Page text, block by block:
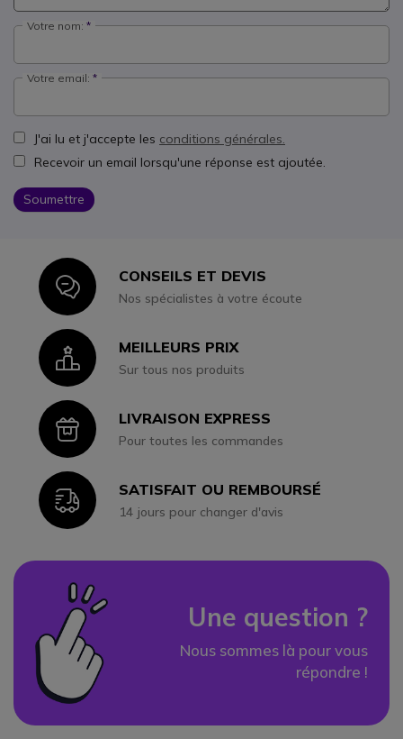
Votre nom:
Votre email:
J'ai lu et j'accepte les conditions générales.
Recevoir un email lorsqu'une réponse est ajoutée.
Soumettre
IconCONSEILS ET DEVIS
Nos spécialistes à votre écoute
IconMEILLEURS PRIX
Sur tous nos produits
IconLIVRAISON EXPRESS
Pour toutes les commandes
IconSATISFAIT OU REMBOURSÉ
14 jours pour changer d'avis
Une question ?
Nous sommes là pour vous
répondre !